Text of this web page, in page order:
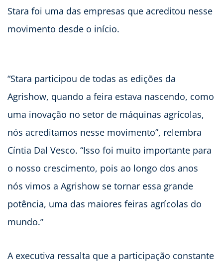
Stara foi uma das empresas que acreditou nesse
movimento desde o início.
“Stara participou de todas as edições da
Agrishow, quando a feira estava nascendo, como
uma inovação no setor de máquinas agrícolas,
nós acreditamos nesse movimento”, relembra
Cíntia Dal Vesco. “Isso foi muito importante para
o nosso crescimento, pois ao longo dos anos
nós vimos a Agrishow se tornar essa grande
potência, uma das maiores feiras agrícolas do
mundo.”
A executiva ressalta que a participação constante